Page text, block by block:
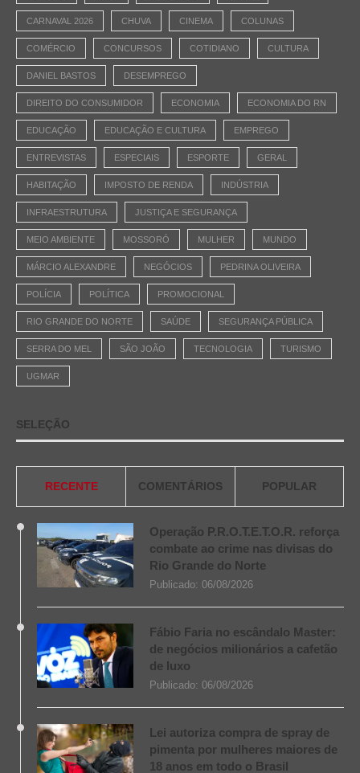
CARNAVAL 2026 CHUVA CINEMA COLUNAS
COMÉRCIO CONCURSOS COTIDIANO CULTURA
DANIEL BASTOS DESEMPREGO
DIREITO DO CONSUMIDOR ECONOMIA ECONOMIA DO RN
EDUCAÇÃO EDUCAÇÃO E CULTURA EMPREGO
ENTREVISTAS ESPECIAIS ESPORTE GERAL
HABITAÇÃO IMPOSTO DE RENDA INDÚSTRIA
INFRAESTRUTURA JUSTIÇA E SEGURANÇA
MEIO AMBIENTE MOSSORÓ MULHER MUNDO
MÁRCIO ALEXANDRE NEGÓCIOS PEDRINA OLIVEIRA
POLÍCIA POLÍTICA PROMOCIONAL
RIO GRANDE DO NORTE SAÚDE SEGURANÇA PÚBLICA
SERRA DO MEL SÃO JOÃO TECNOLOGIA TURISMO
UGMAR
SELEÇÃO
RECENTE COMENTÁRIOS POPULAR
Operação P.R.O.T.E.T.O.R. reforça
combate ao crime nas divisas do
Rio Grande do Norte
Publicado: 06/08/2026
Fábio Faria no escândalo Master:
de negócios milionários a cafetão
de luxo
Publicado: 06/08/2026
Lei autoriza compra de spray de
pimenta por mulheres maiores de
18 anos em todo o Brasil